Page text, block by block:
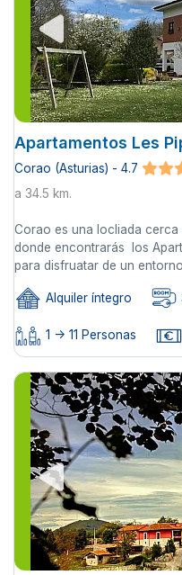
Apartamentos Les
Corao (Asturias) - 4.7
a 34.5 km.
Corao es una locliada cerca
donde encontrarás los
para disfruatar de un
Alquiler íntegro
1 -> 11 Personas